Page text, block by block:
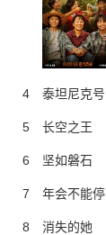
4 泰坦尼克号
5 长空之王
6 坚如磐石
7 年会不能停
8 消失的她